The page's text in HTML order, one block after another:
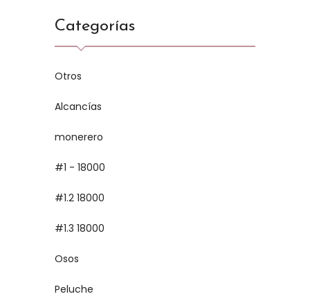
Categorías
Otros
Alcancías
monerero
#1 - 18000
#1.2 18000
#1.3 18000
Osos
Peluche